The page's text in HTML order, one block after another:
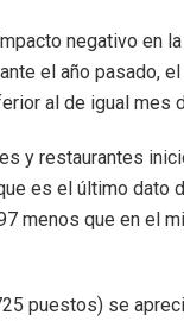
negativo en
el año pasado,
al de igual mes
y restaurantes
es el último
menos que en el
puestos) se